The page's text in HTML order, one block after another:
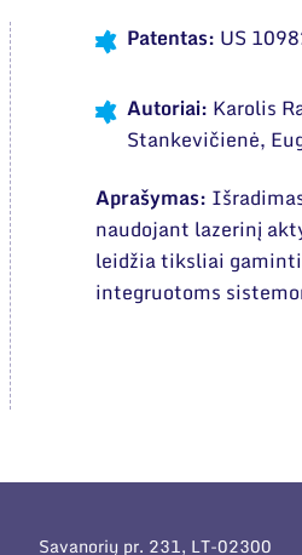
Patentas: US
Autoriai: Karolis
Stankevičienė,
Aprašymas:
naudojant lazerinį
leidžia tiksliai
integruotoms
Savanorių pr. 231, LT-02300